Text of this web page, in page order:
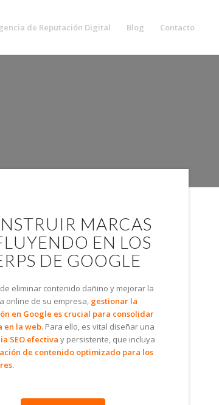
de Reputación Digital Blog Contacto
MARCAS
EN LOS
DE GOOGLE
eliminar contenido dañino y mejorar la
online de su empresa, gestionar la
en Google es crucial para consolidar
en la web. Para ello, es vital diseñar una
SEO efectiva y persistente, que incluya
de contenido optimizado para los